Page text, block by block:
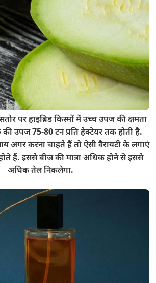
पर हाइब्रिड किस्मों में उच्च उपज की क्षमता
उपज 75-80 टन प्रति हेक्टेयर तक होती है.
अगर करना चाहते हैं तो ऐसी वैरायटी के लगाएं
हैं. इससे बीज की मात्रा अधिक होने से इससे
अधिक तेल निकलेगा.